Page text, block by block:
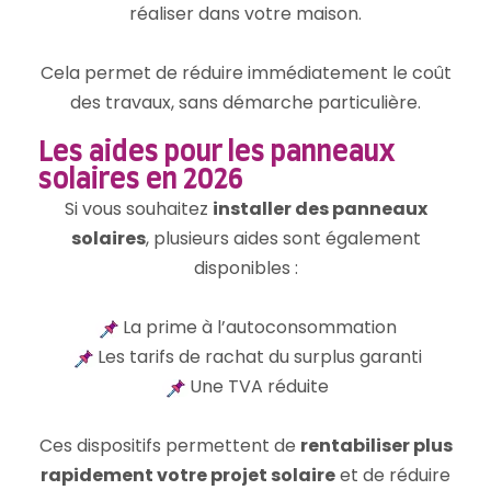
réaliser dans votre maison.
Cela permet de réduire immédiatement le coût
des travaux, sans démarche particulière.
Les aides pour les panneaux
solaires en 2026
Si vous souhaitez installer des panneaux
solaires, plusieurs aides sont également
disponibles :
La prime à l’autoconsommation
Les tarifs de rachat du surplus garanti
Une TVA réduite
Ces dispositifs permettent de rentabiliser plus
rapidement votre projet solaireet de réduire